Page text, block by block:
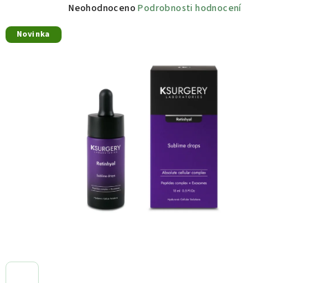
Průměrné
hvězdiček.
Neohodnoceno Podrobnosti hodnocení
Novinka